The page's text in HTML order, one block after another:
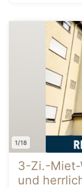
1/18
3-Zi.-Miet-
und